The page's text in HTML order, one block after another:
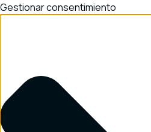
Gestionar consentimiento